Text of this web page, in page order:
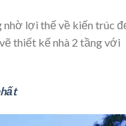
nhờ lợi thế về kiến trúc
thiết kế nhà 2 tầng với